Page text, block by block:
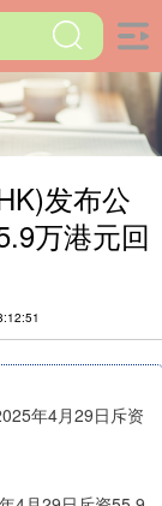
发布公
万港元回